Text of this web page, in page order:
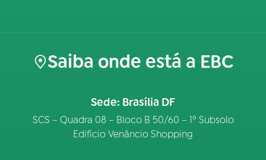
Saiba onde está a EBC
Sede: Brasília DF
SCS – Quadra 08 – Bloco B 50/60 – 1º Subsolo
Edifício Venâncio Shopping